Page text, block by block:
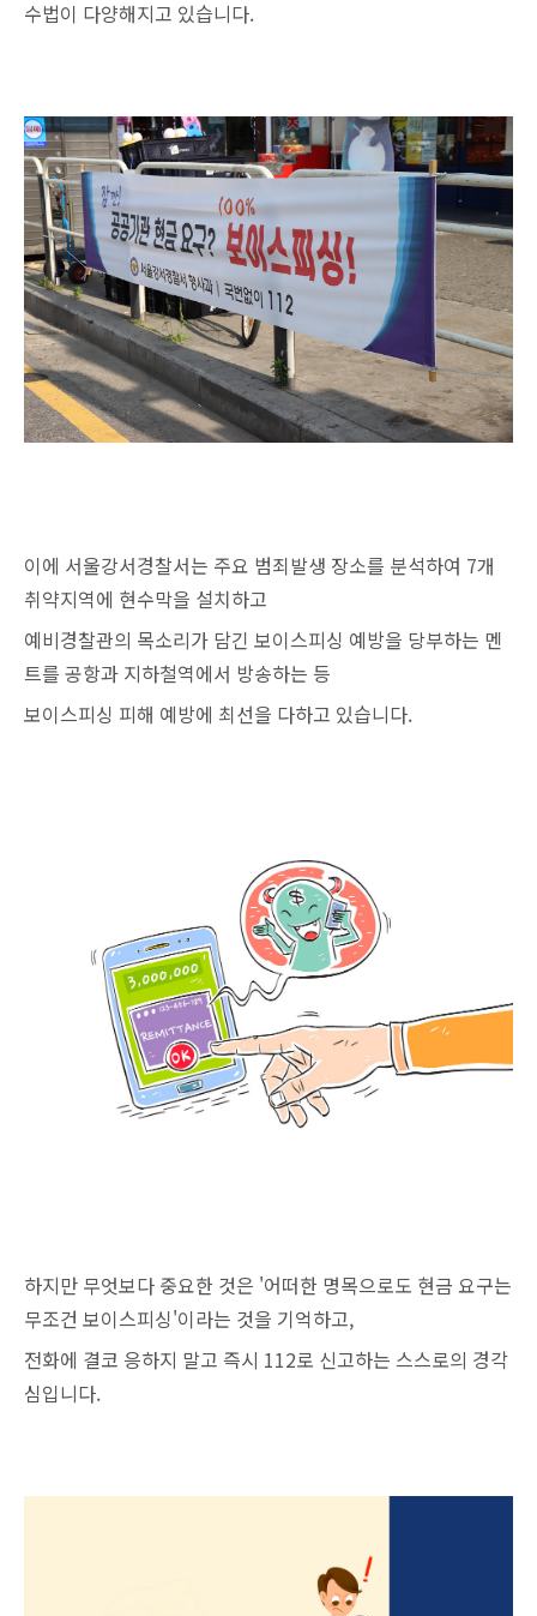
수법이 다양해지고 있습니다.
이에 서울강서경찰서는 주요 범죄발생 장소를 분석하여 7개
취약지역에 현수막을 설치하고
예비경찰관의 목소리가 담긴 보이스피싱 예방을 당부하는 멘
트를 공항과 지하철역에서 방송하는 등
보이스피싱 피해 예방에 최선을 다하고 있습니다.
하지만 무엇보다 중요한 것은 '어떠한 명목으로도 현금 요구는
무조건 보이스피싱'이라는 것을 기억하고,
전화에 결코 응하지 말고 즉시 112로 신고하는 스스로의 경각
심입니다.